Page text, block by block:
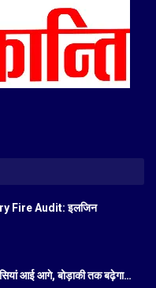
Fire Audit: इलजिन
आई आगे, बोड़ाकी तक बढ़ेगा…